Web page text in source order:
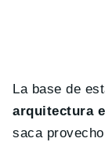
La base de
arquitectura
saca